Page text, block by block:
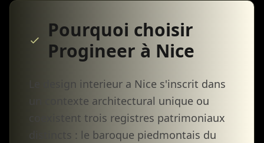
Pourquoi choisir
Progineer à Nice
Le design interieur a Nice s'inscrit dans
un contexte architectural unique ou
coexistent trois registres patrimoniaux
distincts : le baroque piedmontais du